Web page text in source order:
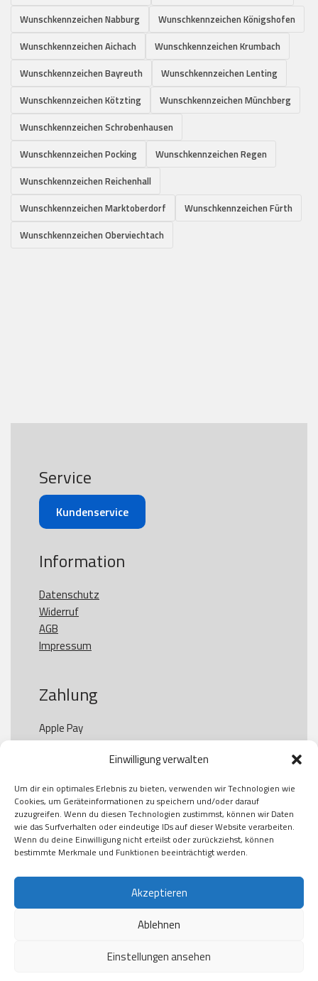
Einwilligung verwalten
Um dir ein optimales Erlebnis zu bieten, verwenden wir Technologien wie
Cookies, um Geräteinformationen zu speichern und/oder darauf
zuzugreifen. Wenn du diesen Technologien zustimmst, können wir Daten
wie das Surfverhalten oder eindeutige IDs auf dieser Website verarbeiten.
Wenn du deine Einwilligung nicht erteilst oder zurückziehst, können
bestimmte Merkmale und Funktionen beeinträchtigt werden.
Akzeptieren
Ablehnen
Einstellungen ansehen
Wunschkennzeichen Nabburg
Wunschkennzeichen Königshofen
Wunschkennzeichen Aichach
Wunschkennzeichen Krumbach
Wunschkennzeichen Bayreuth
Wunschkennzeichen Lenting
Wunschkennzeichen Kötzting
Wunschkennzeichen Münchberg
Wunschkennzeichen Schrobenhausen
Wunschkennzeichen Pocking
Wunschkennzeichen Regen
Wunschkennzeichen Reichenhall
Wunschkennzeichen Marktoberdorf
Wunschkennzeichen Fürth
Wunschkennzeichen Oberviechtach
Service
Kundenservice
Information
Datenschutz
Widerruf
AGB
Impressum
Zahlung
Apple Pay
Paypal
Kauf auf Rechung
Klarna
American Express